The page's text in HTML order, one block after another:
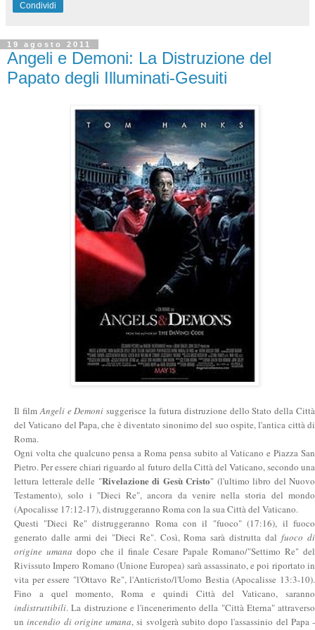
Condividi
19 agosto 2011
Angeli e Demoni: La Distruzione del
Papato degli Illuminati-Gesuiti
Il filmAngeli e Demoni suggerisce la futura distruzione dello Stato della Città
del Vaticano del Papa, che è diventato sinonimo del suo ospite, l'antica città di
Roma.
Ogni volta che qualcuno pensa a Roma pensa subito al Vaticano e Piazza San
Pietro. Per essere chiari riguardo al futuro della Città del Vaticano, secondo una
lettura letterale delle "Rivelazione di Gesù Cristo" (l'ultimo libro del Nuovo
Testamento), solo i "Dieci Re", ancora da venire nella storia del mondo
(Apocalisse 17:12-17), distruggeranno Roma con la sua Città del Vaticano.
Questi "Dieci Re" distruggeranno Roma con il "fuoco" (17:16), il fuoco
generato dalle armi dei "Dieci Re". Così, Roma sarà distrutta dalfuoco di
origine umana dopo che il finale Cesare Papale Romano/"Settimo Re" del
Rivissuto Impero Romano (Unione Europea) sarà assassinato, e poi riportato in
vita per essere "l'Ottavo Re", l'Anticristo/l'Uomo Bestia (Apocalisse 13:3-10).
Fino a quel momento, Roma e quindi Città del Vaticano, saranno
indistruttibili. La distruzione e l'incenerimento della "Città Eterna" attraverso
unincendio di origine umana, si svolgerà subito dopo l'assassinio del Papa -